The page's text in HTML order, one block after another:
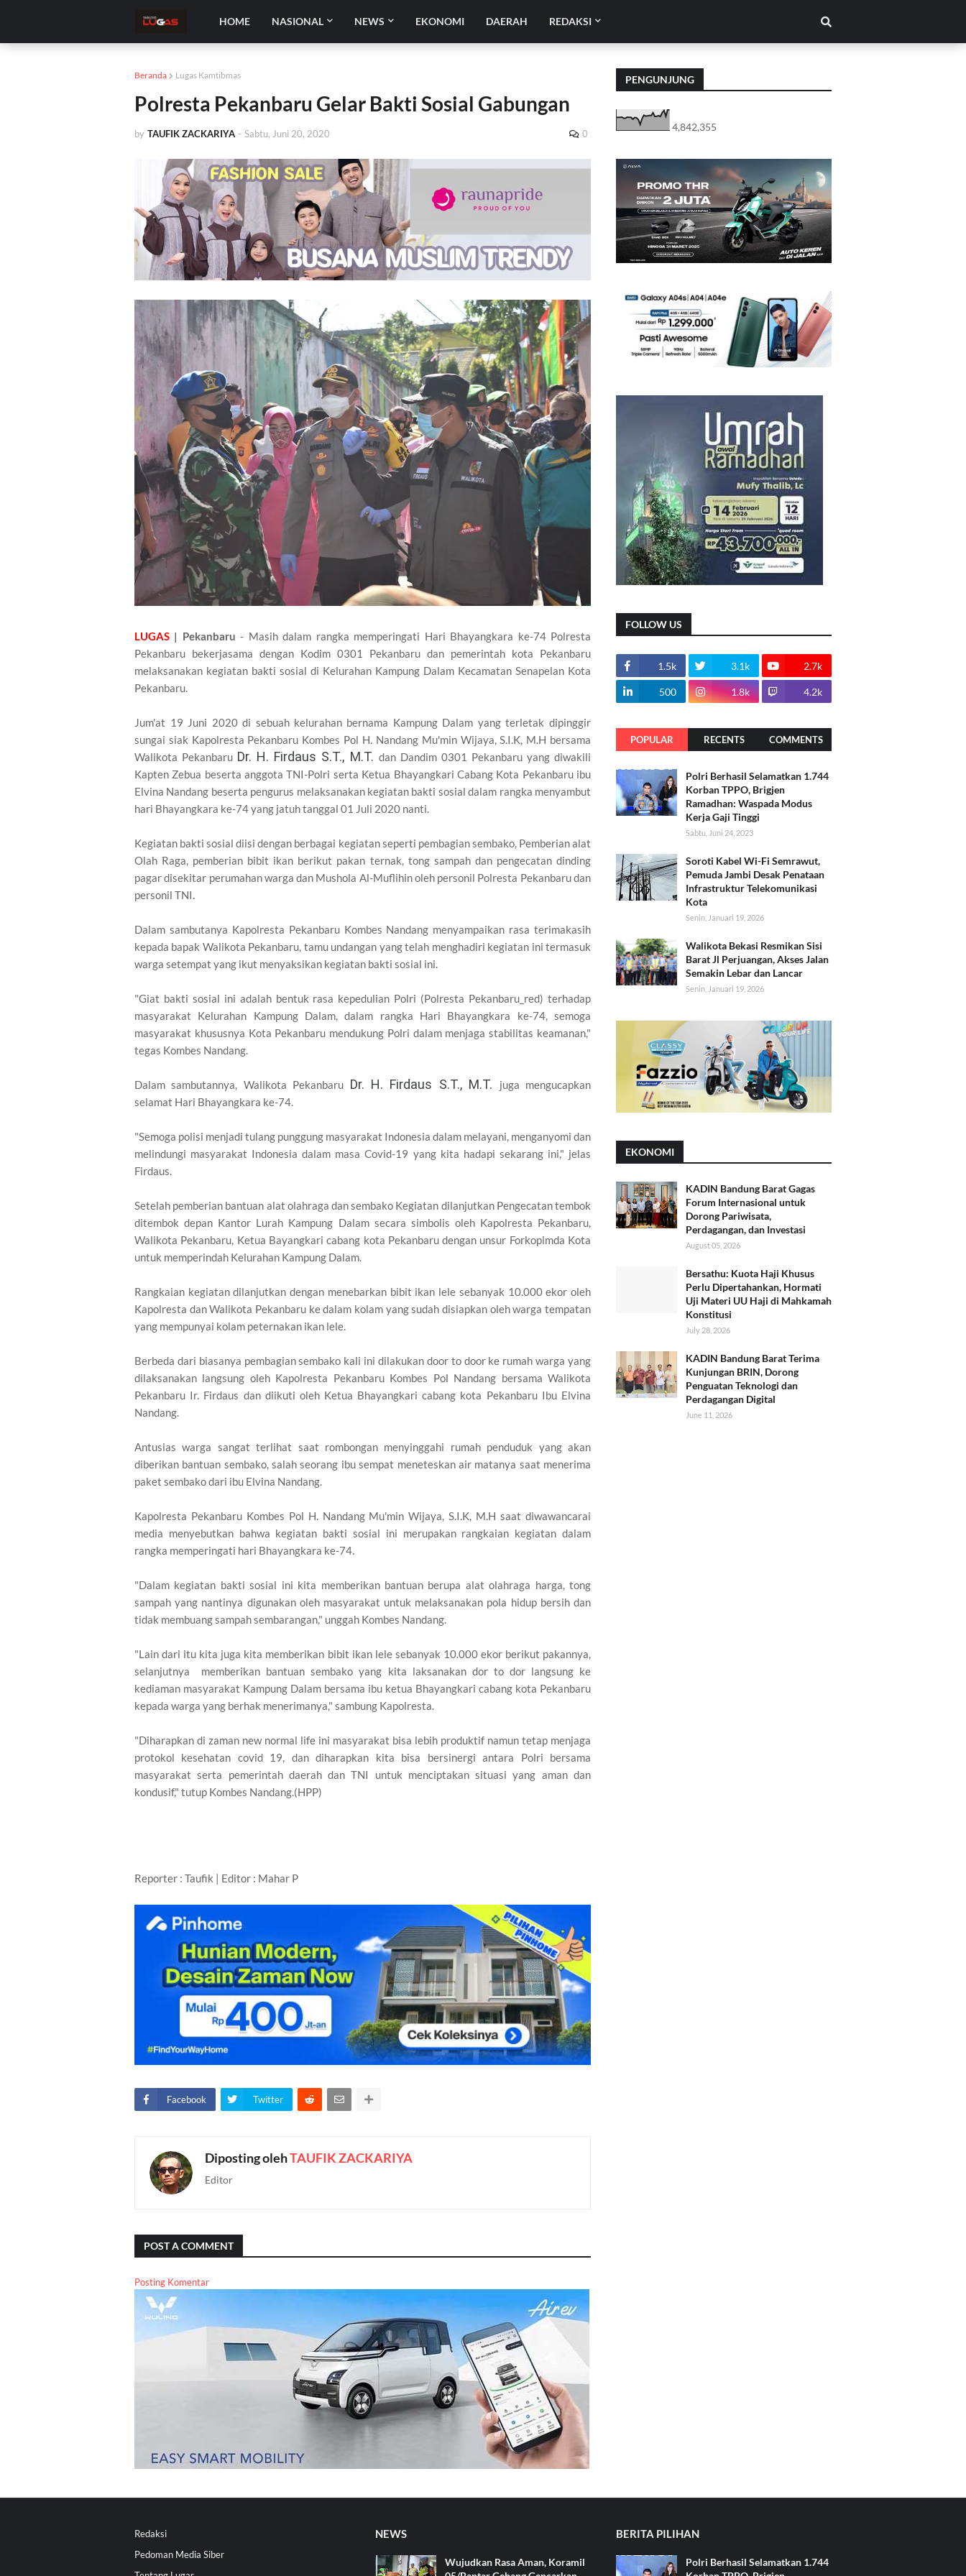
HOME NASIONAL NEWS EKONOMI DAERAH REDAKSI
Beranda Lugas Kamtibmas
Polresta Pekanbaru Gelar Bakti Sosial Gabungan
by TAUFIK ZACKARIYA - Sabtu, Juni 20, 2020 0
LUGAS | Pekanbaru - Masih dalam rangka memperingati Hari Bhayangkara ke-74 Polresta
Pekanbaru bekerjasama dengan Kodim 0301 Pekanbaru dan pemerintah kota Pekanbaru
melaksanakan kegiatan bakti sosial di Kelurahan Kampung Dalam Kecamatan Senapelan Kota
Pekanbaru.
Jum'at 19 Juni 2020 di sebuah kelurahan bernama Kampung Dalam yang terletak dipinggir
sungai siak Kapolresta Pekanbaru Kombes Pol H. Nandang Mu'min Wijaya, S.I.K, M.H bersama
Walikota Pekanbaru Dr. H. Firdaus S.T., M.T. dan Dandim 0301 Pekanbaru yang diwakili
Kapten Zebua beserta anggota TNI-Polri serta Ketua Bhayangkari Cabang Kota Pekanbaru ibu
Elvina Nandang beserta pengurus melaksanakan kegiatan bakti sosial dalam rangka menyambut
hari Bhayangkara ke-74 yang jatuh tanggal 01 Juli 2020 nanti.
Kegiatan bakti sosial diisi dengan berbagai kegiatan seperti pembagian sembako, Pemberian alat
Olah Raga, pemberian bibit ikan berikut pakan ternak, tong sampah dan pengecatan dinding
pagar disekitar perumahan warga dan Mushola Al-Muflihin oleh personil Polresta Pekanbaru dan
personil TNI.
Dalam sambutanya Kapolresta Pekanbaru Kombes Nandang menyampaikan rasa terimakasih
kepada bapak Walikota Pekanbaru, tamu undangan yang telah menghadiri kegiatan ini termasuk
warga setempat yang ikut menyaksikan kegiatan bakti sosial ini.
"Giat bakti sosial ini adalah bentuk rasa kepedulian Polri (Polresta Pekanbaru_red) terhadap
masyarakat Kelurahan Kampung Dalam, dalam rangka Hari Bhayangkara ke-74, semoga
masyarakat khususnya Kota Pekanbaru mendukung Polri dalam menjaga stabilitas keamanan,"
tegas Kombes Nandang.
Dalam sambutannya, Walikota Pekanbaru Dr. H. Firdaus S.T., M.T.
juga mengucapkan
selamat Hari Bhayangkara ke-74.
"Semoga polisi menjadi tulang punggung masyarakat Indonesia dalam melayani, menganyomi dan
melindungi masyarakat Indonesia dalam masa Covid-19 yang kita hadapi sekarang ini," jelas
Firdaus.
Setelah pemberian bantuan alat olahraga dan sembako Kegiatan dilanjutkan Pengecatan tembok
ditembok depan Kantor Lurah Kampung Dalam secara simbolis oleh Kapolresta Pekanbaru,
Walikota Pekanbaru, Ketua Bayangkari cabang kota Pekanbaru dengan unsur Forkopimda Kota
untuk memperindah Kelurahan Kampung Dalam.
Rangkaian kegiatan dilanjutkan dengan menebarkan bibit ikan lele sebanyak 10.000 ekor oleh
Kapolresta dan Walikota Pekanbaru ke dalam kolam yang sudah disiapkan oleh warga tempatan
yang mempunyai kolam peternakan ikan lele.
Berbeda dari biasanya pembagian sembako kali ini dilakukan door to door ke rumah warga yang
dilaksanakan langsung oleh Kapolresta Pekanbaru Kombes Pol Nandang bersama Walikota
Pekanbaru Ir. Firdaus dan diikuti oleh Ketua Bhayangkari cabang kota Pekanbaru Ibu Elvina
Nandang.
Antusias warga sangat terlihat saat rombongan menyinggahi rumah penduduk yang akan
diberikan bantuan sembako, salah seorang ibu sempat meneteskan air matanya saat menerima
paket sembako dari ibu Elvina Nandang.
Kapolresta Pekanbaru Kombes Pol H. Nandang Mu'min Wijaya, S.I.K, M.H saat diwawancarai
media menyebutkan bahwa kegiatan bakti sosial ini merupakan rangkaian kegiatan dalam
rangka memperingati hari Bhayangkara ke-74.
"Dalam kegiatan bakti sosial ini kita memberikan bantuan berupa alat olahraga harga, tong
sampah yang nantinya digunakan oleh masyarakat untuk melaksanakan pola hidup bersih dan
tidak membuang sampah sembarangan," unggah Kombes Nandang.
"Lain dari itu kita juga kita memberikan bibit ikan lele sebanyak 10.000 ekor berikut pakannya,
selanjutnya memberikan bantuan sembako yang kita laksanakan dor to dor langsung ke
kediaman masyarakat Kampung Dalam bersama ibu ketua Bhayangkari cabang kota Pekanbaru
kepada warga yang berhak menerimanya," sambung Kapolresta.
"Diharapkan di zaman new normal life ini masyarakat bisa lebih produktif namun tetap menjaga
protokol kesehatan covid 19, dan diharapkan kita bisa bersinergi antara Polri bersama
masyarakat serta pemerintah daerah dan TNI untuk menciptakan situasi yang aman dan
kondusif," tutup Kombes Nandang.(HPP)
Reporter : Taufik | Editor : Mahar P
Facebook Twitter
Diposting olehTAUFIK ZACKARIYA
Editor
POST A COMMENT
Posting Komentar
PENGUNJUNG
4,842,355
FOLLOW US
1.5k 3.1k 2.7k
500 1.8k 4.2k
POPULAR RECENTS COMMENTS
Polri Berhasil Selamatkan 1.744
Korban TPPO, Brigjen
Ramadhan: Waspada Modus
Kerja Gaji Tinggi
Sabtu, Juni 24, 2023
Soroti Kabel Wi-Fi Semrawut,
Pemuda Jambi Desak Penataan
Infrastruktur Telekomunikasi
Kota
Senin, Januari 19, 2026
Walikota Bekasi Resmikan Sisi
Barat Jl Perjuangan, Akses Jalan
Semakin Lebar dan Lancar
Senin, Januari 19, 2026
EKONOMI
KADIN Bandung Barat Gagas
Forum Internasional untuk
Dorong Pariwisata,
Perdagangan, dan Investasi
August 05, 2026
Bersathu: Kuota Haji Khusus
Perlu Dipertahankan, Hormati
Uji Materi UU Haji di Mahkamah
Konstitusi
July 28, 2026
KADIN Bandung Barat Terima
Kunjungan BRIN, Dorong
Penguatan Teknologi dan
Perdagangan Digital
June 11, 2026
Redaksi
Pedoman Media Siber
NEWS
Wujudkan Rasa Aman, Koramil
BERITA PILIHAN
Polri Berhasil Selamatkan 1.744